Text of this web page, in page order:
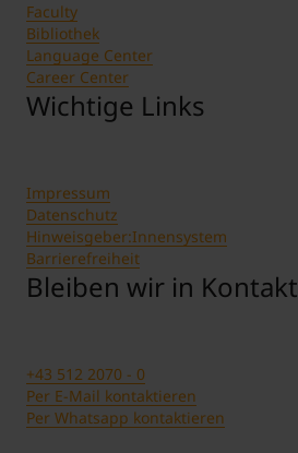
Faculty
Bibliothek
Language Center
Career Center
Wichtige Links
Impressum
Datenschutz
Hinweisgeber:Innensystem
Barrierefreiheit
Bleiben wir in Kontakt
+43 512 2070 - 0
Per E-Mail kontaktieren
Per Whatsapp kontaktieren